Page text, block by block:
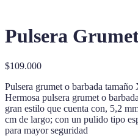
Pulsera
$109.000
Pulsera grumet o barbada
Hermosa pulsera grumet o
gran estilo que cuenta con, 5,2
cm de largo; con un pulido tipo
para mayor seguridad